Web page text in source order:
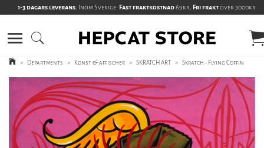
1-3 dagars leverans, Inom Sverige: Fast fraktkostnad69kr, Fri fraktöver 3000kr
> Departments > Konst & affischer > SKRATCH ART > Skratch - Flying Coffin